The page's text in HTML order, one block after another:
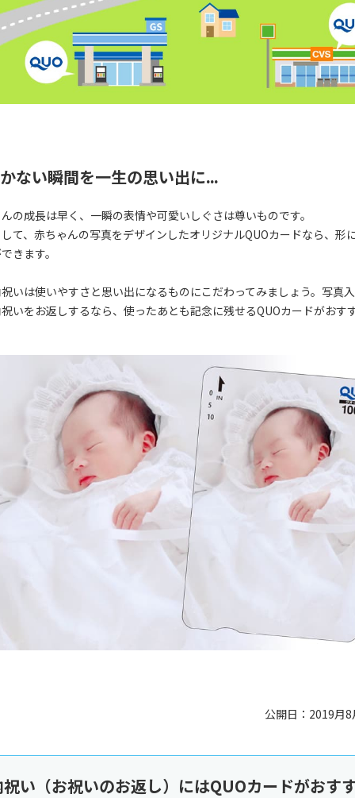
ない瞬間を一生の思い出に…
の成長は早く、一瞬の表情や可愛いしぐさは尊いものです。
て、赤ちゃんの写真をデザインしたオリジナルQUOカードなら、形
きます。
いは使いやすさと思い出になるものにこだわってみましょう。写真
いをお返しするなら、使ったあとも記念に残せるQUOカードがおす
公開日：2019月
い（お祝いのお返し）にはQUOカードがおす